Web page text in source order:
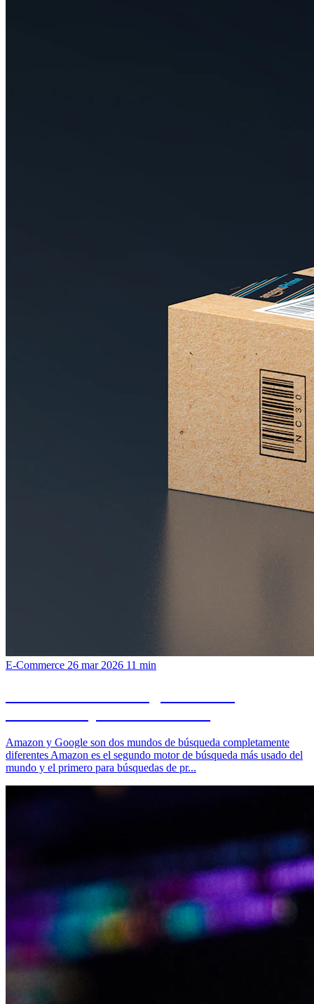
E-Commerce 26 mar 2026 11 min
Amazon y Google son dos mundos de búsqueda completamente
diferentes Amazon es el segundo motor de búsqueda más usado del
mundo y el primero para búsquedas de pr...